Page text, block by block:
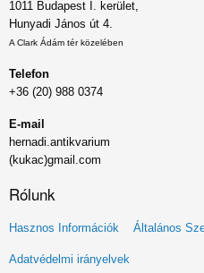
1011 Budapest I. kerület,
Hunyadi János út 4.
A Clark Ádám tér közelében
Telefon
+36 (20) 988 0374
E-mail
hernadi.antikvarium
(kukac)gmail.com
Rólunk
Lábléc
menü
Hasznos Információk Általános
Adatvédelmi irányelvek